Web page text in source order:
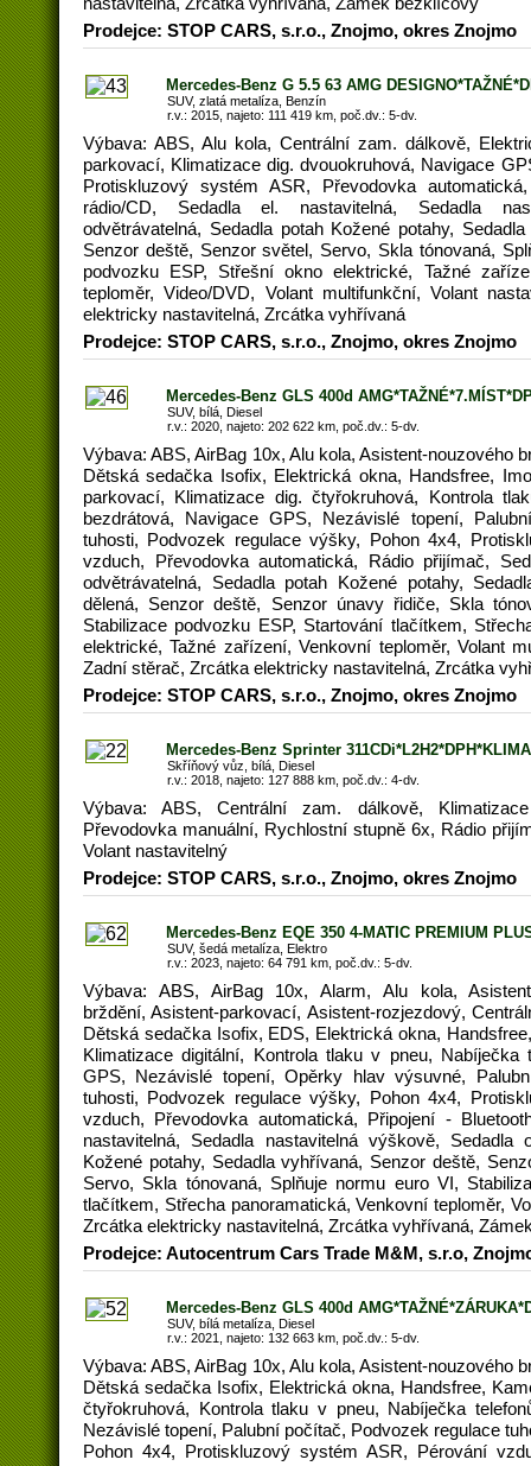
Prodejce: STOP CARS, s.r.o., Znojmo, okres Znojmo
Mercedes-Benz G 5.5 63 AMG
SUV, zlatá metalíza, Benzín
r.v.: 2015, najeto: 111 419 km, poč.dv.: 5-dv.
Výbava: ABS, Alu kola, Centrální zam. dálkově,
parkovací, Klimatizace dig. dvouokruhová, Navigace
Protiskluzový systém ASR, Převodovka
rádio/CD, Sedadla el. nastavitelná, Sedadla
odvětrávatelná, Sedadla potah Kožené potahy,
Senzor deště, Senzor světel, Servo, Skla tónovaná,
podvozku ESP, Střešní okno elektrické, Tažné
teploměr, Video/DVD, Volant multifunkční, Volant
elektricky nastavitelná, Zrcátka vyhřívaná
Prodejce: STOP CARS, s.r.o., Znojmo, okres Znojmo
Mercedes-Benz GLS 400d
SUV, bílá, Diesel
r.v.: 2020, najeto: 202 622 km, poč.dv.: 5-dv.
Výbava: ABS, AirBag 10x, Alu kola, Asistent-nouzového
Dětská sedačka Isofix, Elektrická okna, Handsfree,
parkovací, Klimatizace dig. čtyřokruhová, Kontrola
bezdrátová, Navigace GPS, Nezávislé topení,
tuhosti, Podvozek regulace výšky, Pohon 4x4,
vzduch, Převodovka automatická, Rádio přijímač,
odvětrávatelná, Sedadla potah Kožené potahy,
dělená, Senzor deště, Senzor únavy řidiče, Skla
Stabilizace podvozku ESP, Startování tlačítkem,
elektrické, Tažné zařízení, Venkovní teploměr, Volant
Zadní stěrač, Zrcátka elektricky nastavitelná, Zrcátka
Prodejce: STOP CARS, s.r.o., Znojmo, okres Znojmo
Mercedes-Benz Sprinter
Skříňový vůz, bílá, Diesel
r.v.: 2018, najeto: 127 888 km, poč.dv.: 4-dv.
Výbava: ABS, Centrální zam. dálkově,
Převodovka manuální, Rychlostní stupně 6x, Rádio
Volant nastavitelný
Prodejce: STOP CARS, s.r.o., Znojmo, okres Znojmo
Mercedes-Benz EQE 350 4-MATIC PREMIUM
SUV, šedá metalíza, Elektro
r.v.: 2023, najeto: 64 791 km, poč.dv.: 5-dv.
Výbava: ABS, AirBag 10x, Alarm, Alu kola,
brždění, Asistent-parkovací, Asistent-rozjezdový,
Dětská sedačka Isofix, EDS, Elektrická okna,
Klimatizace digitální, Kontrola tlaku v pneu, Nabíječka
GPS, Nezávislé topení, Opěrky hlav výsuvné,
tuhosti, Podvozek regulace výšky, Pohon 4x4,
vzduch, Převodovka automatická, Připojení -
nastavitelná, Sedadla nastavitelná výškově, Sedadla
Kožené potahy, Sedadla vyhřívaná, Senzor deště,
Servo, Skla tónovaná, Splňuje normu euro VI,
tlačítkem, Střecha panoramatická, Venkovní teploměr,
Zrcátka elektricky nastavitelná, Zrcátka vyhřívaná,
Prodejce: Autocentrum Cars Trade M&M, s.r.o,
Mercedes-Benz GLS 400d
SUV, bílá metalíza, Diesel
r.v.: 2021, najeto: 132 663 km, poč.dv.: 5-dv.
Výbava: ABS, AirBag 10x, Alu kola, Asistent-nouzového
Dětská sedačka Isofix, Elektrická okna, Handsfree,
čtyřokruhová, Kontrola tlaku v pneu, Nabíječka
Nezávislé topení, Palubní počítač, Podvozek regulace
Pohon 4x4, Protiskluzový systém ASR, Pérování